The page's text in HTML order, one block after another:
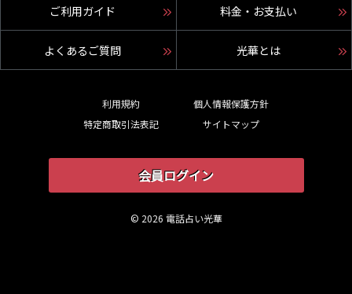
ご利用ガイド 料金・お支払い
よくあるご質問 光華とは
利用規約
特定商取引法表記
個人情報保護方針
サイトマップ
会員ログイン
© 2026 電話占い光華